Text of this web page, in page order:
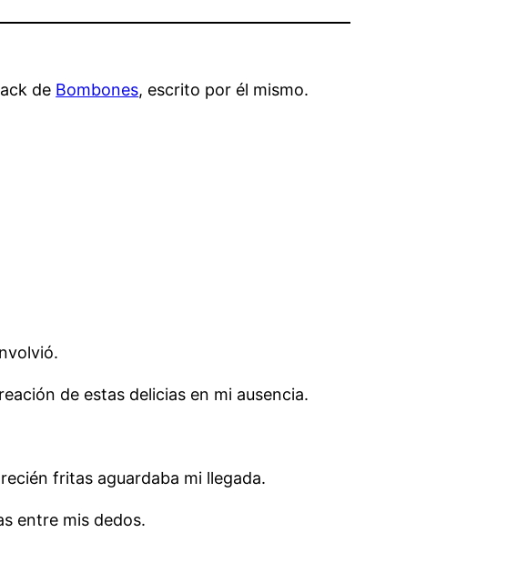
de Bombones, escrito por él mismo.
de estas delicias en mi ausencia.
fritas aguardaba mi llegada.
entre mis dedos.